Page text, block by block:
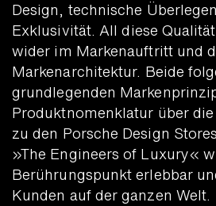
Design, technische
Exklusivität. All diese
wider im Markenauftritt und
Markenarchitektur. Beide
grundlegenden
Produktnomenklatur über
zu den Porsche Design
»The Engineers of Luxury«
Berührungspunkt erlebbar
Kunden auf der ganzen Welt.